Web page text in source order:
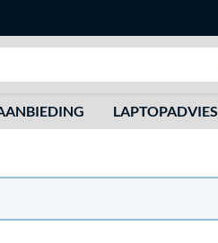
LAPTOPADVIES